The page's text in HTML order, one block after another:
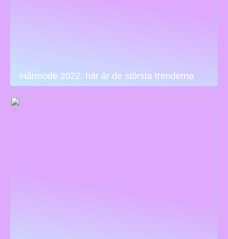
Hårmode 2022: här är de största trenderna